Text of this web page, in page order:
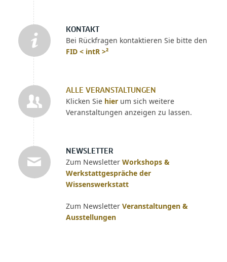
KONTAKT
Bei Rückfragen kontaktieren Sie bitte den
FID < intR >²
ALLE VERANSTALTUNGEN
Klicken Sie hierum sich weitere
Veranstaltungen anzeigen zu lassen.
NEWSLETTER
Zum Newsletter Workshops &
Werkstattgespräche der
Wissenswerkstatt
Zum Newsletter Veranstaltungen &
Ausstellungen